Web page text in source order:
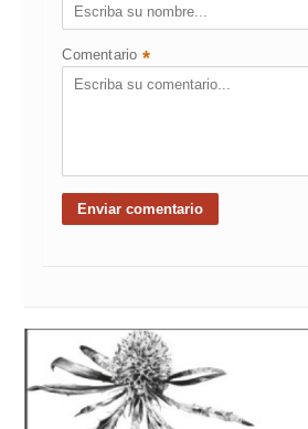
Comentario *